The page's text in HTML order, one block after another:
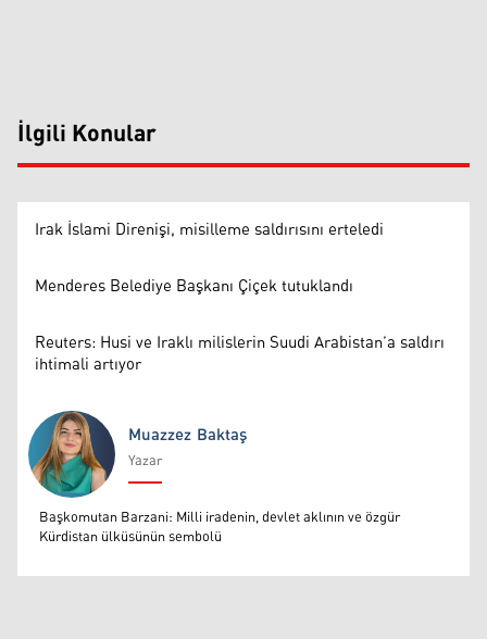
İlgili Konular
Irak İslami Direnişi, misilleme saldırısını erteledi
Menderes Belediye Başkanı Çiçek tutuklandı
Reuters: Husi ve Iraklı milislerin Suudi Arabistan’a saldırı
ihtimali artıyor
Muazzez Baktaş
Muazzez Baktaş
Yazar
Başkomutan Barzani: Milli iradenin, devlet aklının ve özgür
Kürdistan ülküsünün sembolü